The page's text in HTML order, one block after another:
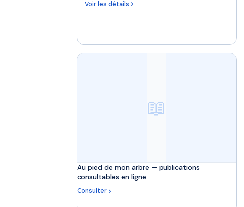
Voir les détails
📖
Au pied de mon arbre — publications
consultables en ligne
Consulter